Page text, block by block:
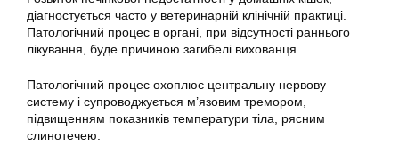
діагностується часто у ветеринарній клінічній практиці.
Патологічний процес в органі, при відсутності раннього
лікування, буде причиною загибелі вихованця.
Патологічний процес охоплює центральну нервову
систему і супроводжується м’язовим тремором,
підвищенням показників температури тіла, рясним
слинотечею.